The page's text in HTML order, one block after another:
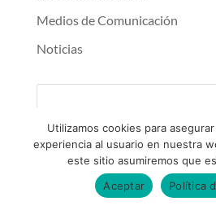
Medios de Comunicación
Noticias
Publicaciones
agosto 2026
X J V
Utilizamos cookies para
experiencia al usuario en nuestra
este sitio asumiremos que
Aceptar
Política